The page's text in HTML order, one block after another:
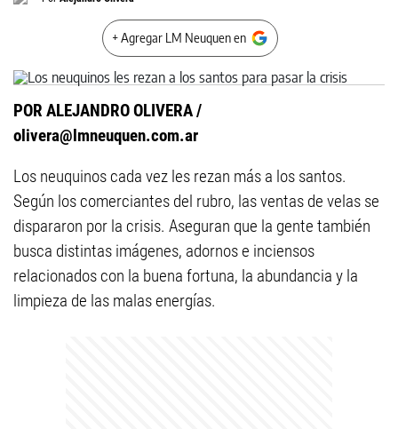
+ Agregar LM Neuquen en
POR ALEJANDRO OLIVERA /
olivera@lmneuquen.com.ar
Los neuquinos cada vez les rezan más a los santos.
Según los comerciantes del rubro, las ventas de velas se
dispararon por la crisis. Aseguran que la gente también
busca distintas imágenes, adornos e inciensos
relacionados con la buena fortuna, la abundancia y la
limpieza de las malas energías.